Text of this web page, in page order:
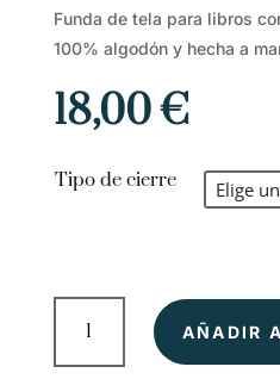
Funda de tela para libros
100% algodón y hecha a
18,00€
Tipo de cierre
Funda
AÑADIR